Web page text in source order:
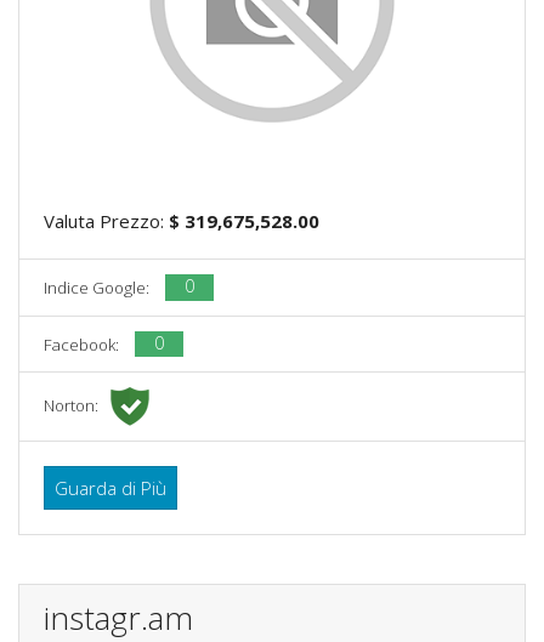
Valuta Prezzo: $ 319,675,528.00
Indice Google: 0
Facebook: 0
Norton:
Guarda di Più
instagr.am